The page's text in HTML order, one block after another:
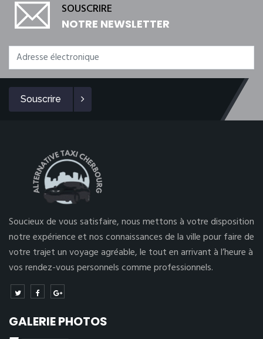
SOUSCRIRE
NOTRE NEWSLETTER
Souscrire
Soucieux de vous satisfaire, nous mettons à votre disposition
notre expérience et nos connaissances de la ville pour faire de
votre trajet un voyage agréable, le tout en arrivant à l’heure à
vos rendez-vous personnels comme professionnels.
GALERIE PHOTOS